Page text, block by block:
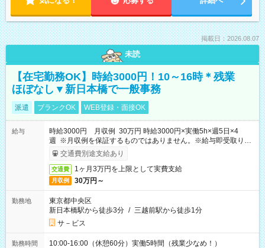
掲載日：2026.08.07
未読
【在宅勤務OK】時給3000円！10～16時＊残業
ほぼなし▼新日本橋で一般事務
派遣 ブランクOK WEB登録・面接OK
給与
時給3000円 月収例 30万円 時給3000円×実働5h×週5日×4
週 ※月収例を保証するものではありません。※給与即受取りサ
ービス利用可（利用条件有）
交通費別途支給あり
交通費 1ヶ月3万円を上限として実費支給
月収例 30万円～
勤務地
東京都中央区
新日本橋駅から徒歩3分 / 三越前駅から徒歩1分
サ－ビス
勤務時間 10:00-16:00（休憩60分）実働5時間（残業少なめ！）